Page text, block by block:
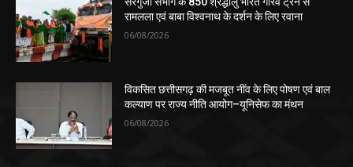
रामलला एवं बाबा विश्वनाथ के दर्शन के लिए रवाना
06/08/2026
विकसित छत्तीसगढ़ की मजबूत नींव के लिए पोषण एवं बाल
कल्याण पर राज्य नीति आयोग–यूनिसेफ का मंथन
06/08/2026